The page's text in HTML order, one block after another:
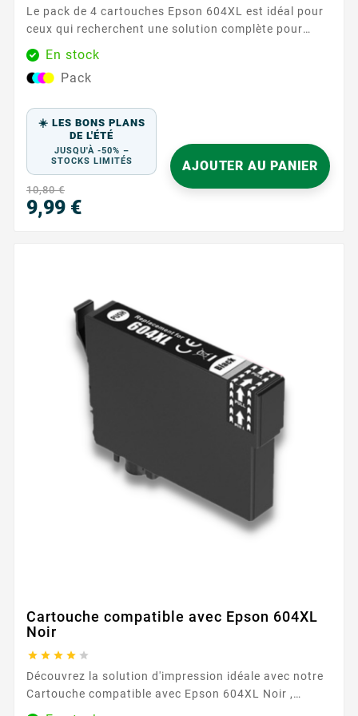
Le pack de 4 cartouches Epson 604XL est idéal pour
ceux qui recherchent une solution complète pour
leurs besoins d'impression. Comprenant une
cartouche de chaque couleur (noir, cyan, magenta et
jaune), ce pack assure une couverture complète pour
d'impression exceptionnelle. Caractéristiques
principales : ...
En stock
Pack
☀️ LES BONS PLANS
DE L'ÉTÉ
JUSQU'À -50% –
STOCKS LIMITÉS
10,80 €
9,99 €
AJOUTER AU PANIER
Cartouche compatible avec Epson 604XL
Noir
    
Découvrez la solution d'impression idéale avec notre
Cartouche compatible avec Epson 604XL Noir ,
disponible exclusivement chez Easycartouche.